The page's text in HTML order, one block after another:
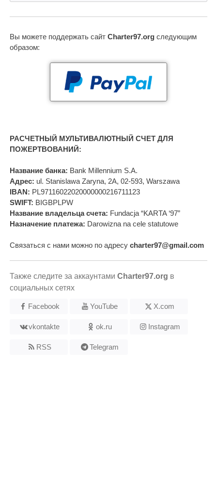
Вы можете поддержать сайт Charter97.org следующим
образом:
РАСЧЕТНЫЙ МУЛЬТИВАЛЮТНЫЙ СЧЕТ ДЛЯ
ПОЖЕРТВОВАНИЙ:
Название банка: Bank Millennium S.A.
Адрес: ul. Stanislawa Zaryna, 2A, 02-593, Warszawa
IBAN: PL97116022020000000216711123
SWIFT: BIGBPLPW
Название владельца счета: Fundacja “KARTA ‘97”
Назначение платежа: Darowizna na cele statutowe
Связаться с нами можно по адресу charter97@gmail.com
Также следите за аккаунтами Charter97.org в
социальных сетях
Facebook YouTube X.com
vkontakte ok.ru Instagram
RSS Telegram